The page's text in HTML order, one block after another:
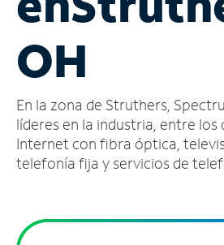
cuenta
Encuentra
tienda
OH
En la zona de Struthers,
líderes en la industria, entre los
Internet con fibra óptica,
telefonía fija y servicios de